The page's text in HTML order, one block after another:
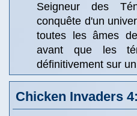
Seigneur des
conquête d'un
toutes les âmes
avant que les
définitivement sur
Chicken Invaders